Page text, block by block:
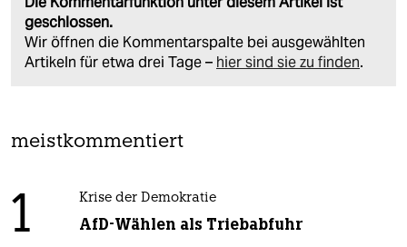
geschlossen.
Wir öffnen die Kommentarspalte bei ausgewählten
Artikeln für etwa drei Tage – hier sind sie zu finden.
meistkommentiert
1 Krise der Demokratie
AfD-Wählen als Triebabfuhr